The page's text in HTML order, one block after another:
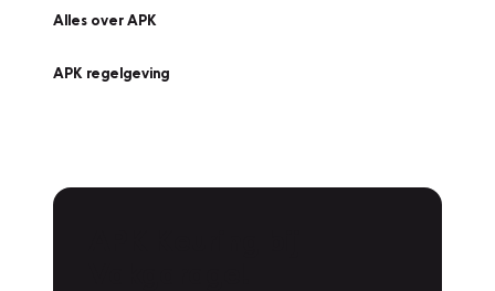
Alles over APK
APK regelgeving